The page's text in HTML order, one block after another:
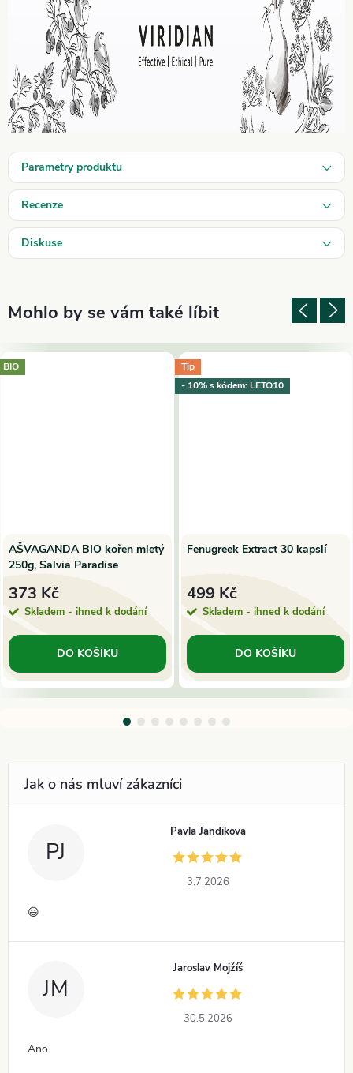
Parametry produktu
Recenze
Diskuse
BIO
AŠVAGANDA BIO kořen mletý
250g, Salvia Paradise
373 Kč
Skladem - ihned k dodání
DO KOŠÍKU
Tip
- 10% s kódem: LETO10
Fenugreek Extract 30 kapslí
499 Kč
Skladem - ihned k dodání
DO KOŠÍKU
PJ
Pavla Jandikova
3.7.2026
😃
JM
Jaroslav Mojžíš
30.5.2026
Ano